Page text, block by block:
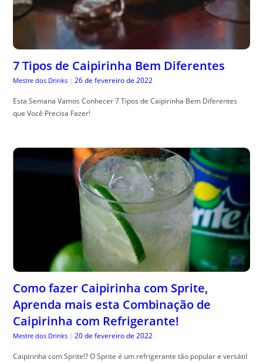
7 Tipos de Caipirinha Bem Diferentes
Mestre dos Drinks | 26 de fevereiro de 2022
Esta Semana Vamos Conhecer 7 Tipos de Caipirinha Bem Diferentes
que Você Precisa Fazer!
Como fazer Caipirinha com Sprite,
Aprenda mais esta Combinação de
Caipirinha com Refrigerante!
Mestre dos Drinks | 20 de fevereiro de 2022
Caipirinha com Sprite!? O Sprite é um refrigerante tão popular e versátil